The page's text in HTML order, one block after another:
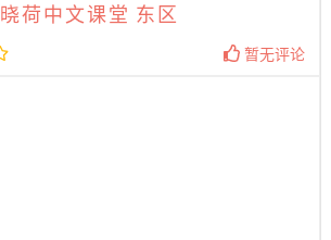
晓荷中文课堂 东区
暂无评论